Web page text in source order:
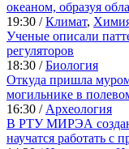
океаном, образуя
19:30 /Климат,
Ученые описали
регуляторов
18:30 /Биология
Откуда пришла
могильнике в
16:30 / Археология
В РТУ МИРЭА
научатся работать с